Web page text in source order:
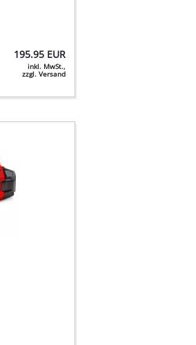
195.95 EUR
inkl. MwSt.,
zzgl. Versand